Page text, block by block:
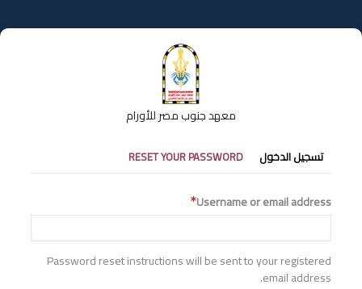
إلى
المحتوى
معهد جنوب مصر للأورام
التبويبات
الأساسية
تسجيل الدخول RESET YOUR PASSWORD
Username or email address
Password reset instructions will be sent to your registered
email address.